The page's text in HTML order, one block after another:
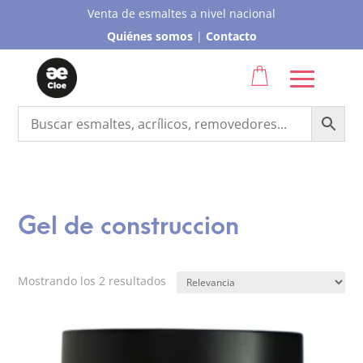
Venta de esmaltes a nivel nacional
Quiénes somos| Contacto
Gel de construccion
Mostrando los 2 resultados